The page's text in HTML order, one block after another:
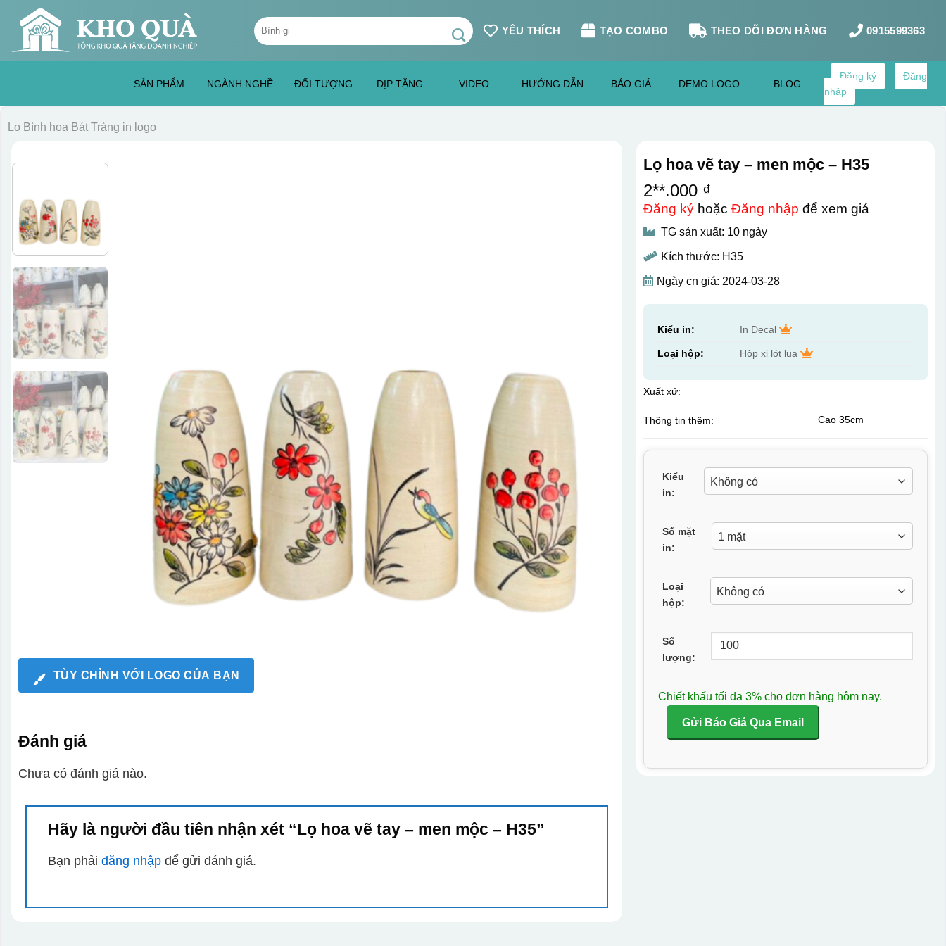
content
Tìm
kiếm:
YÊU THÍCH TẠO COMBO THEO DÕI ĐƠN HÀNG 0915599363
SẢN PHẨM NGÀNH NGHỀ ĐỐI TƯỢNG DỊP TẶNG VIDEO HƯỚNG DẪN BÁO GIÁ DEMO LOGO BLOG
Đăng ký
Đăng
nhập
Lọ Bình hoa Bát Tràng in logo
TÙY CHỈNH VỚI LOGO CỦA BẠN
Đánh giá
Chưa có đánh giá nào.
Hãy là người đầu tiên nhận xét “Lọ hoa vẽ tay – men mộc – H35”
Bạn phải đăng nhậpđể gửi đánh giá.
Lọ hoa vẽ tay – men mộc – H35
2**.000 ₫
Đăng kýhoặc Đăng nhập để xem giá
TG sản xuất: 10 ngày
Kích thước: H35
Ngày cn giá: 2024-03-28
Kiểu in: In Decal
Loại hộp: Hộp xi lót lụa
Xuất xứ:
Thông tin thêm: Cao 35cm
Kiểu
in:
Số mặt
in:
Loại
hộp:
Số
lượng:
Chiết khấu tối đa 3% cho đơn hàng hôm nay.
Gửi Báo Giá Qua Email